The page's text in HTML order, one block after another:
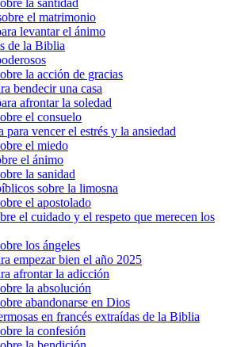
el matrimonio
levantar el ánimo
de la Biblia
la acción de gracias
bendecir una casa
afrontar la soledad
el consuelo
vencer el estrés y la ansiedad
el miedo
el ánimo
la sanidad
sobre la limosna
el apostolado
el cuidado y el respeto que merecen los
los ángeles
empezar bien el año 2025
afrontar la adicción
la absolución
abandonarse en Dios
en francés extraídas de la Biblia
la confesión